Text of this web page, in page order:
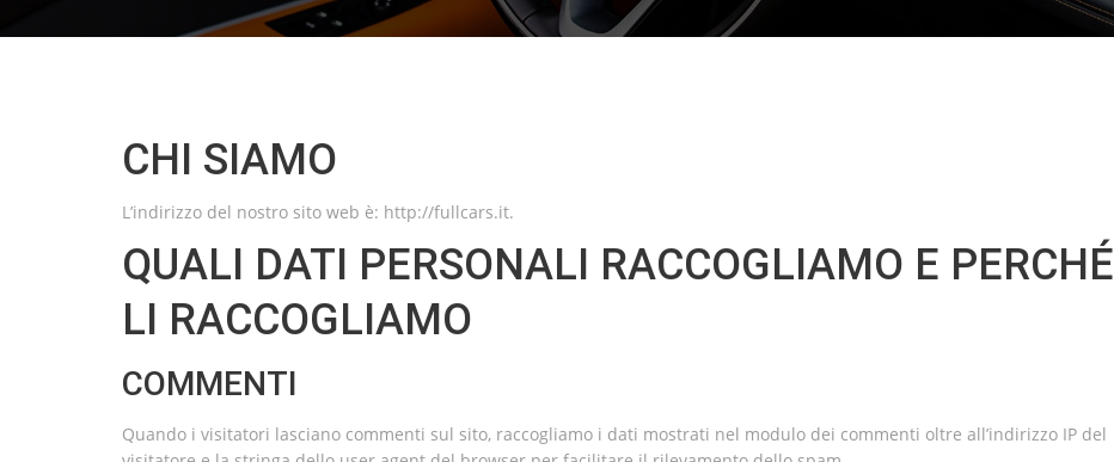
CHI SIAMO
L’indirizzo del nostro sito web è: http://fullcars.it.
QUALI DATI PERSONALI RACCOGLIAMO E PERCHÉ
LI RACCOGLIAMO
COMMENTI
Quando i visitatori lasciano commenti sul sito, raccogliamo i dati mostrati nel modulo dei commenti oltre all’indirizzo IP del